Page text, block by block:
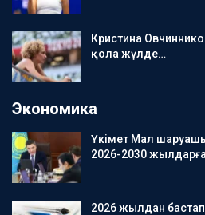
Кристина
қола жүлде…
Экономика
Үкімет Мал
2026-2030
2026 жылдан